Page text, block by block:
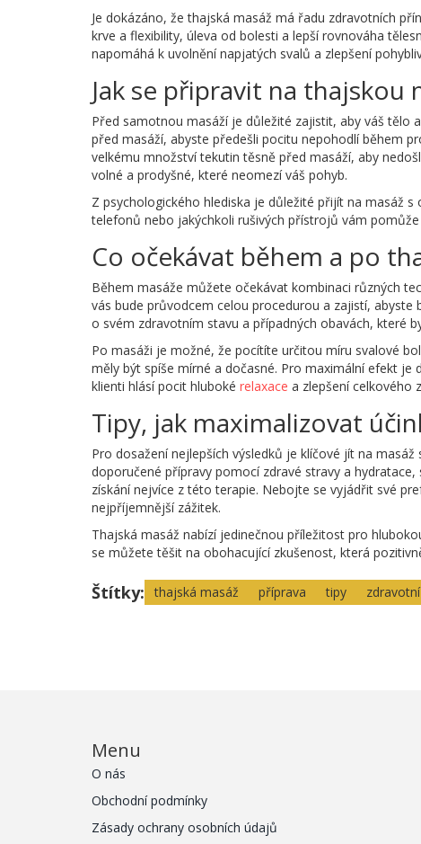
Je dokázáno, že thajská masáž má řadu zdravotních
krve a flexibility, úleva od bolesti a lepší rovnováha
napomáhá k uvolnění napjatých svalů a zlepšení
Jak se připravit na thajskou
Před samotnou masáží je důležité zajistit, aby váš tělo
před masáží, abyste předešli pocitu nepohodlí během
velkému množství tekutin těsně před masáží, aby
volné a prodyšné, které neomezí váš pohyb.
Z psychologického hlediska je důležité přijít na masáž
telefonů nebo jakýchkoli rušivých přístrojů vám
Co očekávat během a po
Během masáže můžete očekávat kombinaci různých
vás bude průvodcem celou procedurou a zajistí,
o svém zdravotním stavu a případných obavách, které
Po masáži je možné, že pocítíte určitou míru svalové
měly být spíše mírné a dočasné. Pro maximální efekt
klienti hlásí pocit hluboké relaxace a zlepšení celkového
Tipy, jak maximalizovat
Pro dosažení nejlepších výsledků je klíčové jít na
doporučené přípravy pomocí zdravé stravy a
získání nejvíce z této terapie. Nebojte se vyjádřit své
nejpříjemnější zážitek.
Thajská masáž nabízí jedinečnou příležitost pro
se můžete těšit na obohacující zkušenost, která
Štítky: thajská masáž příprava tipy
Menu
O nás
Obchodní podmínky
Zásady ochrany osobních údajů